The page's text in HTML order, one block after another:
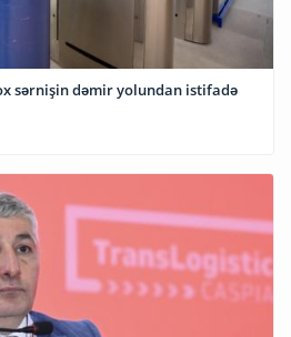
sərnişin dəmir yolundan istifadə